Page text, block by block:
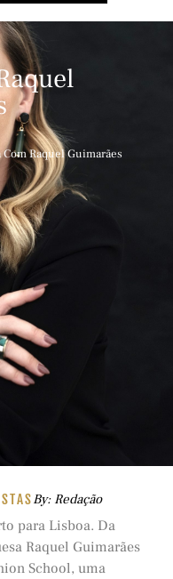
Raquel Guimarães
By: Redação
para Lisboa. Da
Raquel Guimarães
School, uma